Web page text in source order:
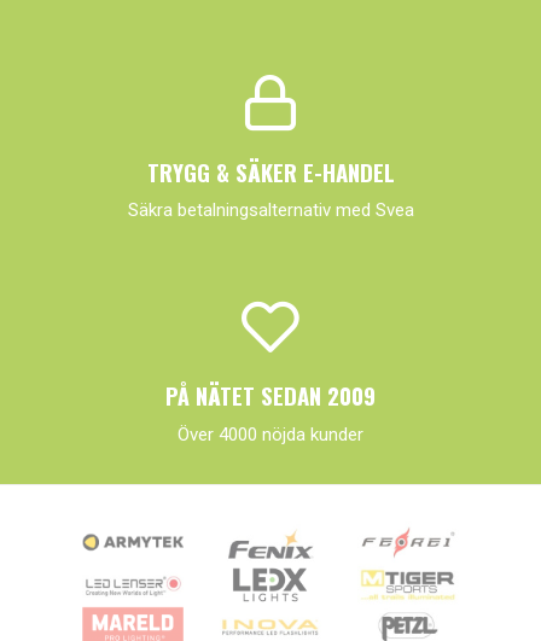
TRYGG & SÄKER E-HANDEL
Säkra betalningsalternativ med Svea
PÅ NÄTET SEDAN 2009
Över 4000 nöjda kunder